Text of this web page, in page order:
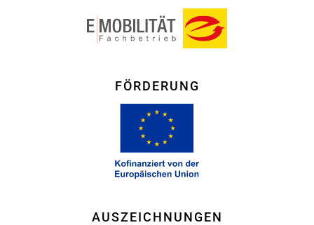
FÖRDERUNG
AUSZEICHNUNGEN